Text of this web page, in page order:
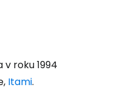
roku 1994
Itami.